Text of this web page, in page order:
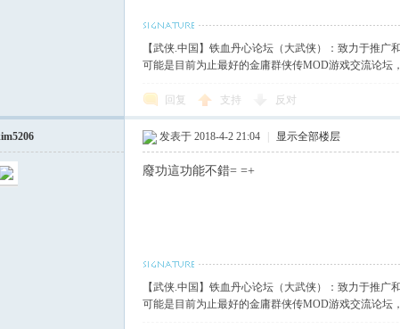
【武侠.中国】铁血丹心论坛（大武侠）：致力于推广
可能是目前为止最好的金庸群侠传MOD游戏交流论坛
回复 支持 反对
发表于 2018-4-2 21:04 显示全部楼层
廢功這功能不錯= =+
【武侠.中国】铁血丹心论坛（大武侠）：致力于推广
可能是目前为止最好的金庸群侠传MOD游戏交流论坛